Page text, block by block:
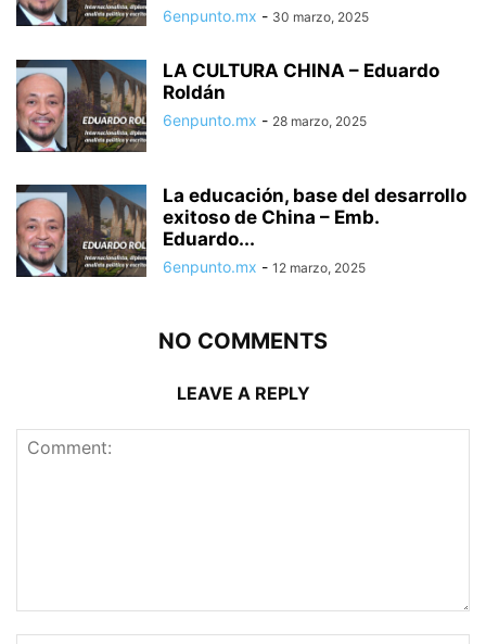
6enpunto.mx - 30 marzo, 2025
LA CULTURA CHINA – Eduardo
Roldán
6enpunto.mx - 28 marzo, 2025
La educación, base del desarrollo
exitoso de China – Emb.
Eduardo...
6enpunto.mx - 12 marzo, 2025
NO COMMENTS
LEAVE A REPLY